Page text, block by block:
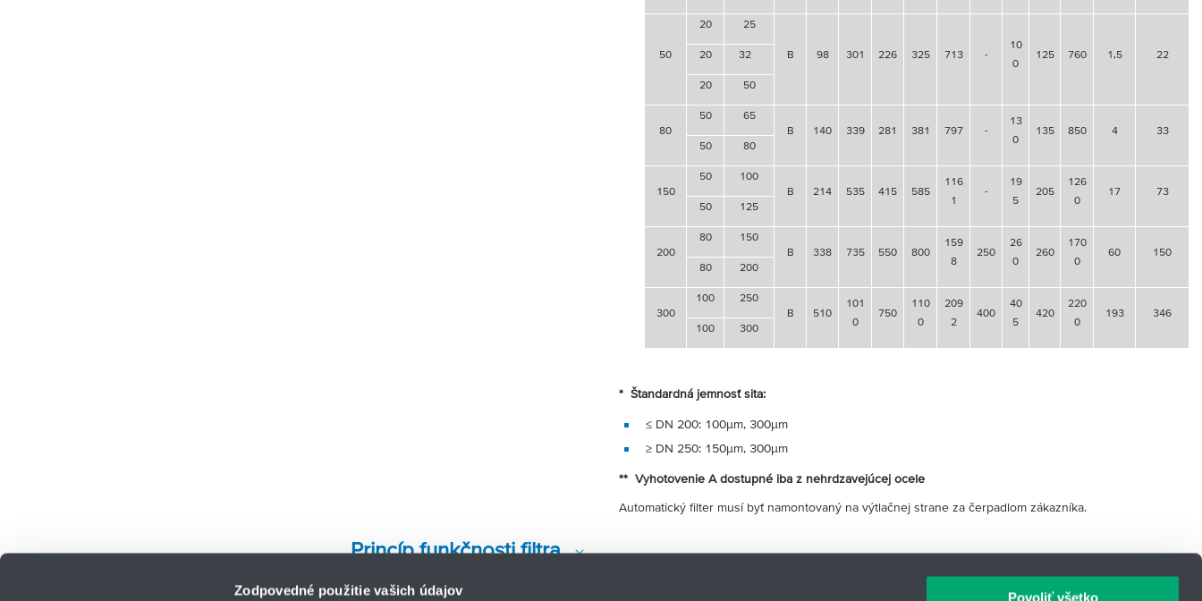
Zodpovedné použitie vašich údajov Povoliť všetko
50
20 25
B 98 301 226 325 713 -
10
0
125 760 1,5 22
20 32
20 50
80
50
65
B
140 339 281 381 797 -
13
0
135 850 4
33
50
80
150
50
100
B
214 535 415 585
116
1
-
19
5
205
126
0
17
73
50
125
200
80
150
B
338 735 550 800
159
8
250
26
0
260
170
0
60
150
80
200
300
100
250
B
510
101
0
750
110
0
209
2
400
40
5
420
220
0
193
346
100
300
* Štandardná jemnosť sita:
≤ DN 200: 100µm, 300µm
≥ DN 250: 150µm, 300µm
** Vyhotovenie A dostupné iba z nehrdzavejúcej ocele
Automatický filter musí byť namontovaný na výtlačnej strane za čerpadlom zákazníka.
Princíp funkčnosti filtra